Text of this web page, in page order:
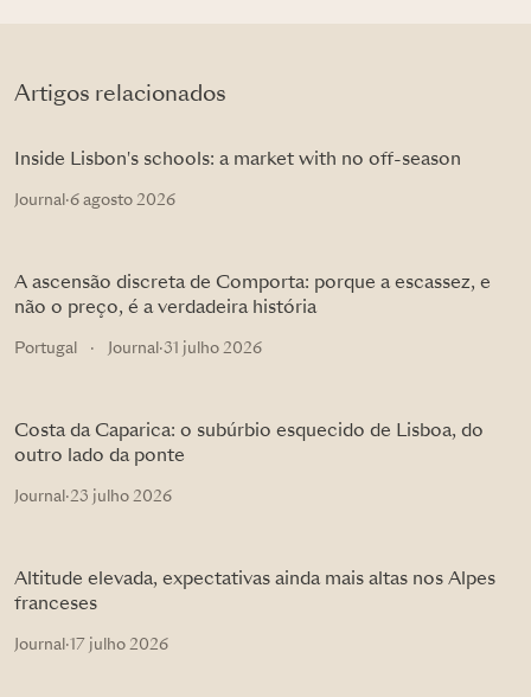
Artigos relacionados
Inside Lisbon's schools: a market with no off-season
Journal ·6 agosto 2026
A ascensão discreta de Comporta: porque a escassez, e
não o preço, é a verdadeira história
Portugal · Journal ·31 julho 2026
Costa da Caparica: o subúrbio esquecido de Lisboa, do
outro lado da ponte
Journal ·23 julho 2026
Altitude elevada, expectativas ainda mais altas nos Alpes
franceses
Journal ·17 julho 2026